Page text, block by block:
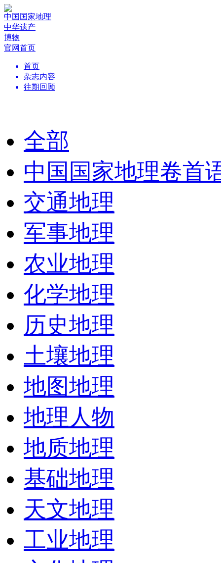
中国国家地理
中华遗产
博物
官网首页
首页
杂志内容
往期回顾
全部
中国国家地理卷首
交通地理
军事地理
农业地理
化学地理
历史地理
土壤地理
地图地理
地理人物
地质地理
基础地理
天文地理
工业地理